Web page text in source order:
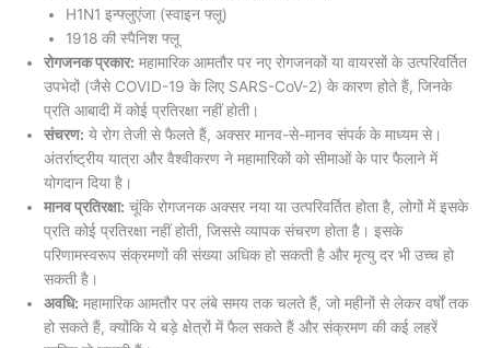
H1N1 इन्फ्लुएंजा (स्वाइन फ्लू)
1918 की स्पैनिश फ्लू
रोगजनक प्रकार: महामारिक आमतौर पर नए रोगजनकों या वायरसों के उत्परिवर्तित
उपभेदों (जैसे COVID-19 के लिए SARS-CoV-2) के कारण होते हैं, जिनके
प्रति आबादी में कोई प्रतिरक्षा नहीं होती।
संचरण: ये रोग तेजी से फैलते हैं, अक्सर मानव-से-मानव संपर्क के माध्यम से।
अंतर्राष्ट्रीय यात्रा और वैश्वीकरण ने महामारिकों को सीमाओं के पार फैलाने में
योगदान दिया है।
मानव प्रतिरक्षा: चूंकि रोगजनक अक्सर नया या उत्परिवर्तित होता है, लोगों में इसके
प्रति कोई प्रतिरक्षा नहीं होती, जिससे व्यापक संचरण होता है। इसके
परिणामस्वरूप संक्रमणों की संख्या अधिक हो सकती है और मृत्यु दर भी उच्च हो
सकती है।
अवधि: महामारिक आमतौर पर लंबे समय तक चलते हैं, जो महीनों से लेकर वर्षों तक
हो सकते हैं, क्योंकि ये बड़े क्षेत्रों में फैल सकते हैं और संक्रमण की कई लहरें